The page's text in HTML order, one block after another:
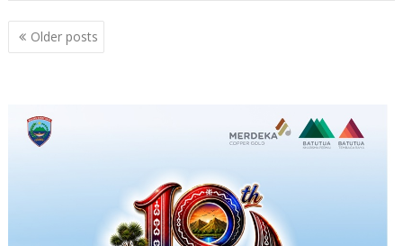
Posts
navigation
Older posts